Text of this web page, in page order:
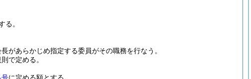
る。
があらかじめ指定する委員がその職務を行なう。
で定める。